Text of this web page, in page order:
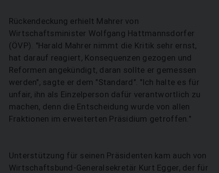
Rückendeckung erhielt Mahrer von
Wirtschaftsminister Wolfgang Hattmannsdorfer
(ÖVP). "Harald Mahrer nimmt die Kritik sehr ernst,
hat darauf reagiert, Konsequenzen gezogen und
Reformen angekündigt, daran sollte er gemessen
werden", sagte er dem "Standard". "Ich halte es für
unfair, ihn als Einzelperson dafür verantwortlich zu
machen, denn die Entscheidung wurde von allen
Fraktionen im erweiterten Präsidium getroffen."
Unterstützung für seinen Präsidenten kam auch von
Wirtschaftsbund-Generalsekretär Kurt Egger, der für